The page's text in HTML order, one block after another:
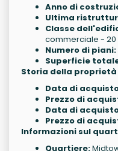
Anno di
Ultima
Classe
commerciale - 20
Numero di piani:
Superficie
Storia della proprietà
Data di
Prezzo di
Data di
Prezzo di
Informazioni sul
Quartiere: